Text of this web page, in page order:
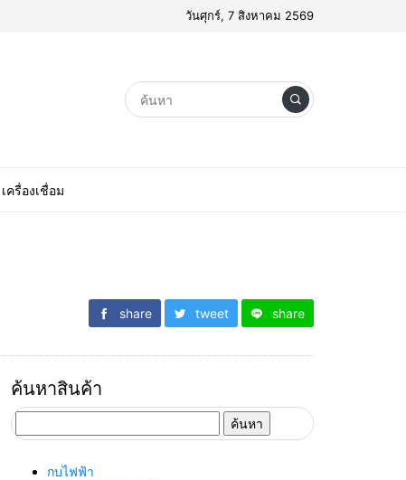
วันศุกร์, 7 สิงหาคม 2569
เครื่องเชื่อม
share tweet share
ค้นหาสินค้า
สำหรับ:
กบไฟฟ้า